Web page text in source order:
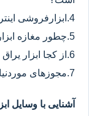
4.ابزارفروشی اینترنتی بهتر است یا مغازه ابزار یراق؟
5.چطور مغازه ابزار یراق فروشی راه اندازی کنیم؟
6.از کجا ابزار یراق عمده خریداری کنیم؟
7.مجوزهای موردنیاز ابزار یراق فروشی چیست؟
آشنایی با وسایل